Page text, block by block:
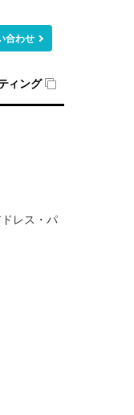
合わせ
ィング
レス・パ